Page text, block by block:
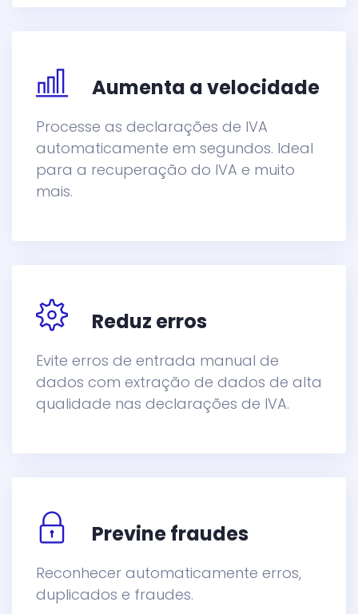
Aumenta a velocidade
Processe as declarações de IVA
automaticamente em segundos. Ideal
para a recuperação do IVA e muito
mais.
Reduz erros
Evite erros de entrada manual de
dados com extração de dados de alta
qualidade nas declarações de IVA.
Previne fraudes
Reconhecer automaticamente erros,
duplicados e fraudes.